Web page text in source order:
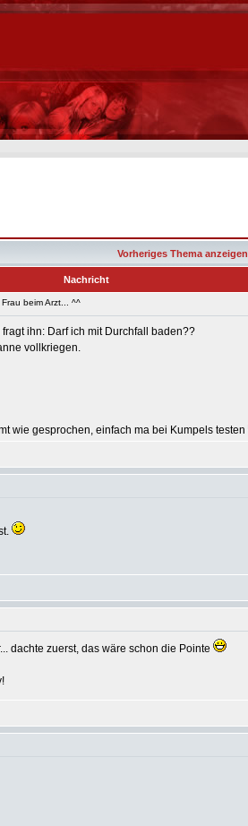
Vorheriges Thema anzeigen
Nachricht
beim Arzt... ^^
ihn: Darf ich mit Durchfall baden??
vollkriegen.
wie gesprochen, einfach ma bei Kumpels testen
dachte zuerst, das wäre schon die Pointe